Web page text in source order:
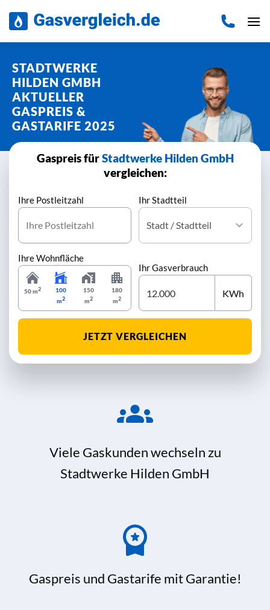
Inhalt
STADTWERKE
HILDEN GMBH
AKTUELLER
GASPREIS &
GASTARIFE 2025
Gaspreis fürStadtwerke Hilden GmbH
vergleichen:
Ihre Postleitzahl Ihr Stadtteil
Ihre Wohnfläche
50 m2
100
m2
150
m2
180
m2
Ihr Gasverbrauch
KWh
JETZT VERGLEICHEN
Viele Gaskunden wechseln zu
Stadtwerke Hilden GmbH
Gaspreis und Gastarife mit Garantie!